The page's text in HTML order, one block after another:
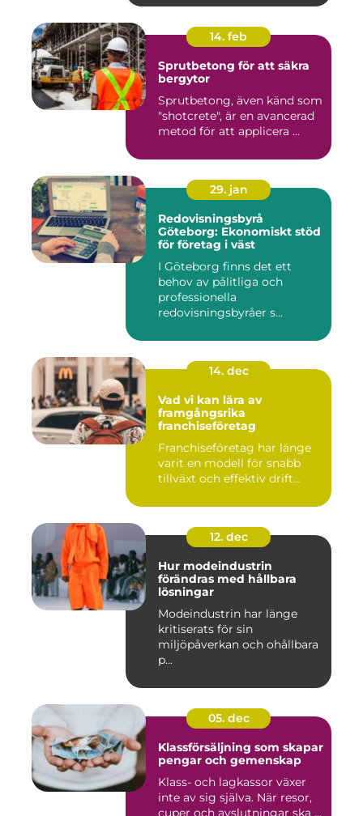
14. feb
Sprutbetong för att säkra
bergytor
Sprutbetong, även känd som
"shotcrete", är en avancerad
metod för att applicera ...
29. jan
Redovisningsbyrå
Göteborg: Ekonomiskt stöd
för företag i väst
I Göteborg finns det ett
behov av pålitliga och
professionella
redovisningsbyråer s...
14. dec
Vad vi kan lära av
framgångsrika
franchiseföretag
Franchiseföretag har länge
varit en modell för snabb
tillväxt och effektiv drift...
12. dec
Hur modeindustrin
förändras med hållbara
lösningar
Modeindustrin har länge
kritiserats för sin
miljöpåverkan och ohållbara
p...
05. dec
Klassförsäljning som skapar
pengar och gemenskap
Klass- och lagkassor växer
inte av sig själva. När resor,
cuper och avslutningar ska ...